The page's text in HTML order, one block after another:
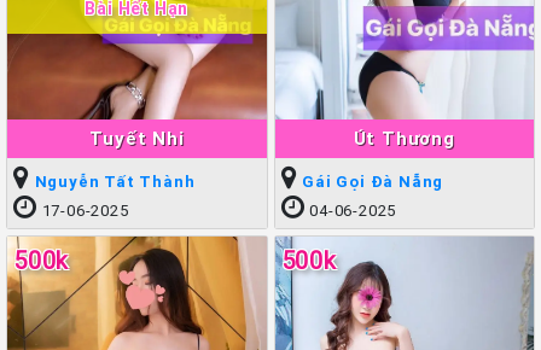
Tuyết Nhi
Bài Hết Hạn
Nguyễn Tất Thành
17-06-2025
Út Thương
Gái Gọi Đà Nẵng
04-06-2025
500k 500k